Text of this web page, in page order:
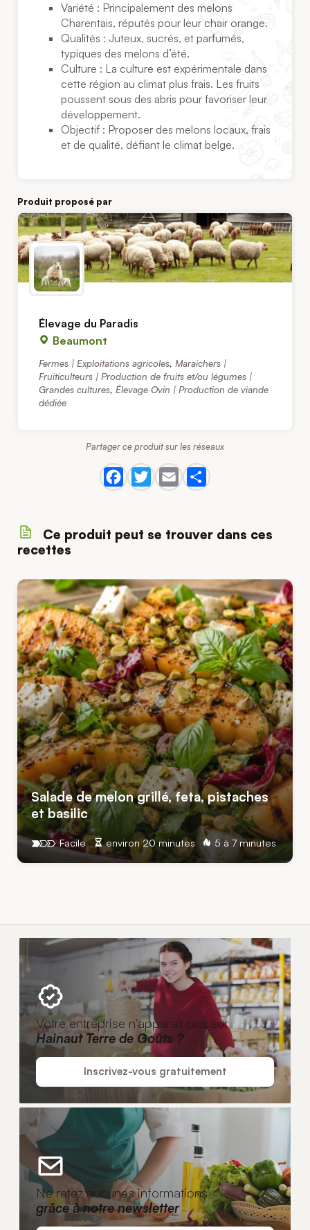
Variété : Principalement des melons
Charentais, réputés pour leur chair orange.
Qualités : Juteux, sucrés, et parfumés,
typiques des melons d’été.
Culture : La culture est expérimentale dans
cette région au climat plus frais. Les fruits
poussent sous des abris pour favoriser leur
développement.
Objectif : Proposer des melons locaux, frais
et de qualité, défiant le climat belge.
Produit proposé par
Élevage du Paradis
Beaumont
Fermes | Exploitations agricoles, Maraichers |
Fruiticulteurs | Production de fruits et/ou légumes |
Grandes cultures, Élevage Ovin | Production de viande
dédiée
Partager ce produit sur les réseaux
Ce produit peut se trouver dans ces
recettes
Salade de melon grillé, feta, pistaches
et basilic
environ 20 minutes 5 à 7 minutes
Facile
Votre entreprise n'apparaît pas sur
Hainaut Terre de Goûts ?
Inscrivez-vous gratuitement
Ne ratez aucunes informations
grâce à notre newsletter